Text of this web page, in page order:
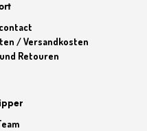
/ Versandkosten
Retouren